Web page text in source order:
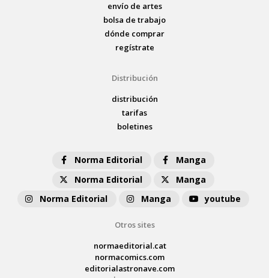
envío de artes
bolsa de trabajo
dónde comprar
regístrate
Distribución
distribución
tarifas
boletines
Norma Editorial
Manga
Norma Editorial
Manga
Norma Editorial
Manga youtube
Otros sites
normaeditorial.cat
normacomics.com
editorialastronave.com